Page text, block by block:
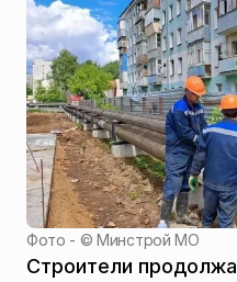
Фото - ©Минстрой МО
Строители